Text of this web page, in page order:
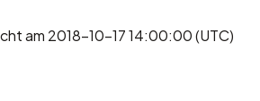
am 2018-10-17 14:00:00 (UTC)